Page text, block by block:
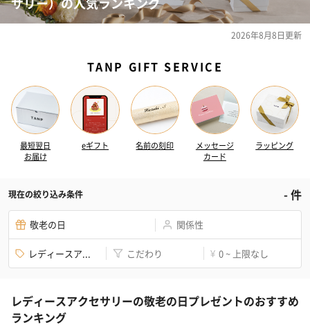
2026年8月8日更新
TANP GIFT SERVICE
最短翌日
お届け
eギフト 名前の刻印
メッセージ
カード
ラッピング
現在の絞り込み条件 -件
敬老の日 関係性
レディースア... こだわり ¥ 0 ~ 上限なし
レディースアクセサリーの敬老の日プレゼントのおすすめ
ランキング